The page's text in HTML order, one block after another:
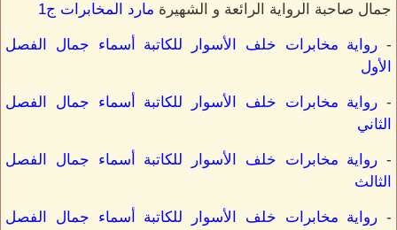
جمال صاحبة الرواية الرائعة و الشهيرة مارد المخابرات ج1
- رواية مخابرات خلف الأسوار للكاتبة أسماء جمال الفصل
الأول
- رواية مخابرات خلف الأسوار للكاتبة أسماء جمال الفصل
الثاني
- رواية مخابرات خلف الأسوار للكاتبة أسماء جمال الفصل
الثالث
- رواية مخابرات خلف الأسوار للكاتبة أسماء جمال الفصل